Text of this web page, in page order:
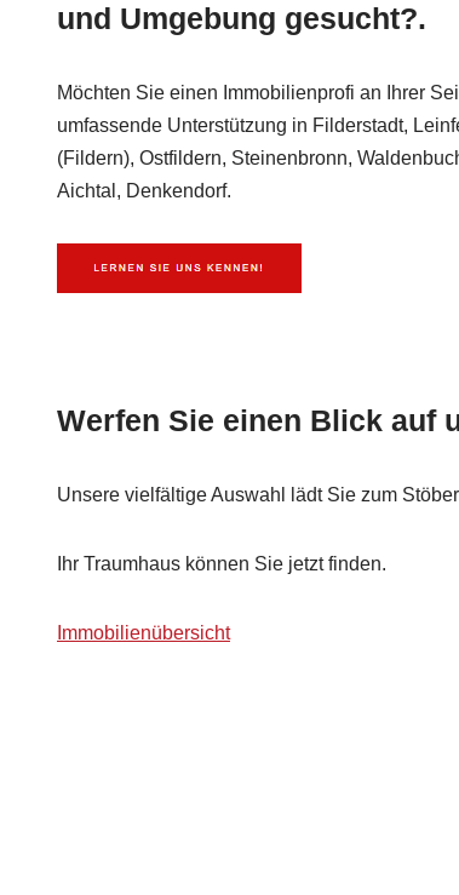
und Umgebung gesucht?.
Möchten Sie einen Immobilienprofi an Ihrer
umfassende Unterstützung in Filderstadt,
(Fildern), Ostfildern, Steinenbronn,
Aichtal, Denkendorf.
Werfen Sie einen Blick auf
Unsere vielfältige Auswahl lädt Sie zum
Ihr Traumhaus können Sie jetzt finden.
Immobilienübersicht